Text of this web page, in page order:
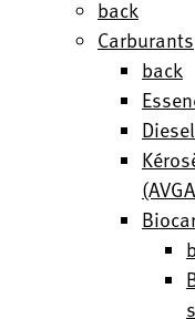
back
Carburants
back